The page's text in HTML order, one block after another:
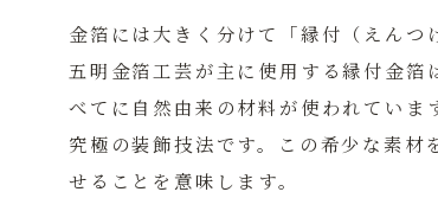
金箔には大きく分けて「縁付（えんつ
五明金箔工芸が主に使用する縁付金
べてに自然由来の材料が使われていま
究極の装飾技法です。この希少な素
せることを意味します。